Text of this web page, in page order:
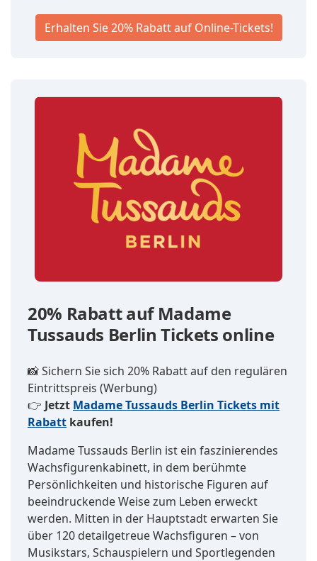
Erhalten Sie 20% Rabatt auf Online-Tickets!
20% Rabatt auf Madame
Tussauds Berlin Tickets online
📸 Sichern Sie sich 20% Rabatt auf den regulären
Eintrittspreis (Werbung)
👉 Jetzt Madame Tussauds Berlin Tickets mit
Rabatt kaufen!
Madame Tussauds Berlin ist ein faszinierendes
Wachsfigurenkabinett, in dem berühmte
Persönlichkeiten und historische Figuren auf
beeindruckende Weise zum Leben erweckt
werden. Mitten in der Hauptstadt erwarten Sie
über 120 detailgetreue Wachsfiguren – von
Musikstars, Schauspielern und Sportlegenden